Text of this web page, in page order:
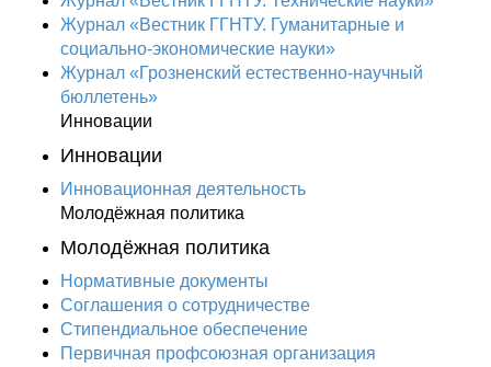
Журнал «Вестник ГГНТУ. Гуманитарные и
социально-экономические науки»
Журнал «Грозненский естественно-научный
бюллетень»
Инновации
Инновации
Инновационная деятельность
Молодёжная политика
Молодёжная политика
Нормативные документы
Соглашения о сотрудничестве
Стипендиальное обеспечение
Первичная профсоюзная организация